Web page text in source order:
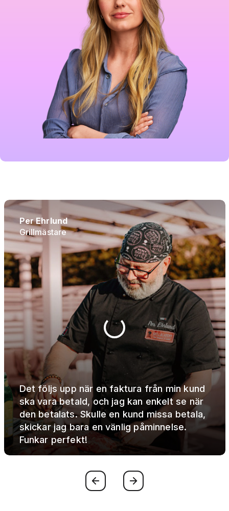
Per Ehrlund
Grillmästare
Det följs upp när en faktura från min kund
ska vara betald, och jag kan enkelt se när
den betalats. Skulle en kund missa betala,
skickar jag bara en vänlig påminnelse.
Funkar perfekt!
FöregåendeNästa